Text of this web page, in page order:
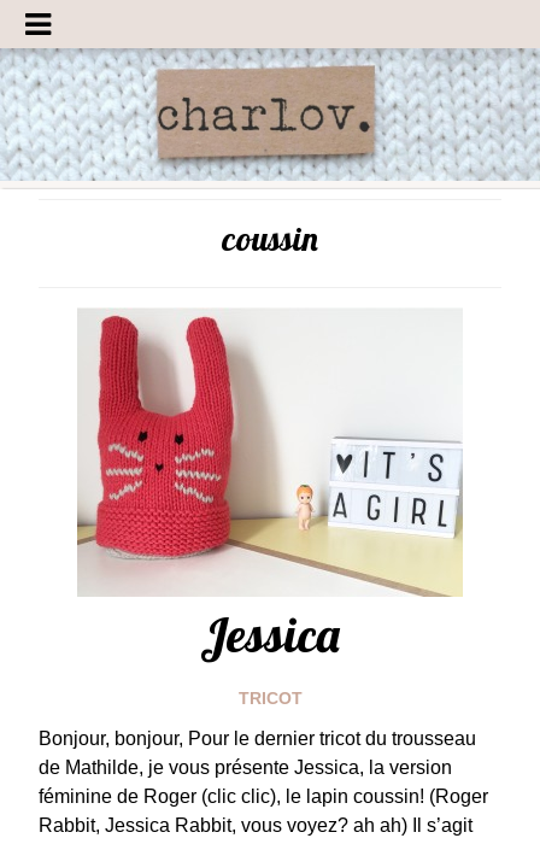
coussin
Jessica
TRICOT
Bonjour, bonjour, Pour le dernier tricot du trousseau
de Mathilde, je vous présente Jessica, la version
féminine de Roger (clic clic), le lapin coussin! (Roger
Rabbit, Jessica Rabbit, vous voyez? ah ah) Il s’agit